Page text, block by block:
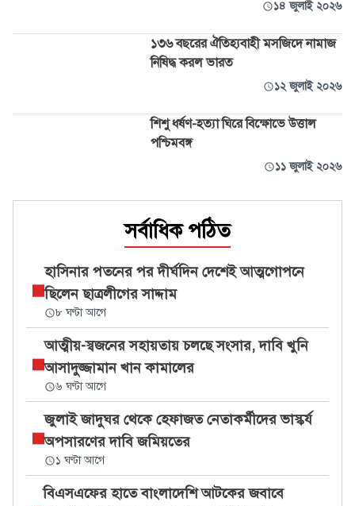
১৪ জুলাই ২০২৬
১৩৬ বছরের ঐতিহ্যবাহী মসজিদে নামাজ
নিষিদ্ধ করল ভারত
১২ জুলাই ২০২৬
শিশু ধর্ষণ-হত্যা ঘিরে বিক্ষোভে উত্তাল
পশ্চিমবঙ্গ
১১ জুলাই ২০২৬
সর্বাধিক পঠিত
হাসিনার পতনের পর দীর্ঘদিন দেশেই আত্মগোপনে
ছিলেন ছাত্রলীগের সাদ্দাম
৮ ঘণ্টা আগে
আত্মীয়-স্বজনের সহায়তায় চলছে সংসার, দাবি খুনি
আসাদুজ্জামান খান কামালের
৬ ঘণ্টা আগে
জুলাই জাদুঘর থেকে হেফাজত নেতাকর্মীদের ভাস্কর্য
অপসারণের দাবি জমিয়তের
১ ঘণ্টা আগে
বিএসএফের হাতে বাংলাদেশি আটকের জবাবে